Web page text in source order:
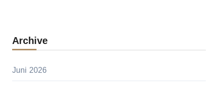
Archive
Juni 2026